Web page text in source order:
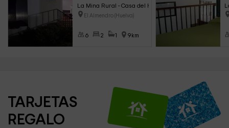
La Mina Rural - Casa del Hierro
El Almendro (Huelva)
6 2 1 9km
TARJETAS
REGALO